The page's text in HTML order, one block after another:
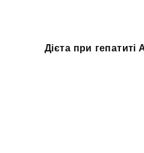
Дієта при гепатиті